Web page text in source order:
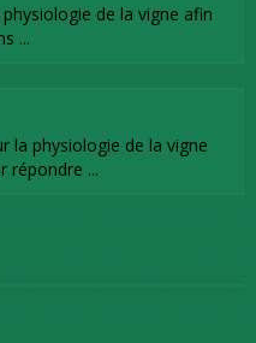
de la vigne afin
...
la physiologie de la vigne
répondre ...